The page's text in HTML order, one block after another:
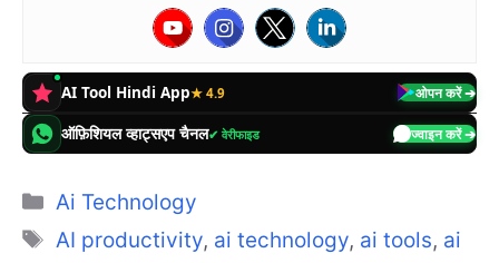
AI Tool Hindi App★ 4.9 ओपन करें ➔
ऑफ़िशियल व्हाट्सएप चैनल✔ वेरीफाइड ज्वाइन करें ➔
Categories
Ai Technology
Tags
AI productivity, ai technology, ai tools, ai